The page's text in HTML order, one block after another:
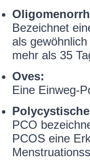
Bezeichnet
als
mehr als 35
Oves:
Eine Einweg-
PCO
PCOS eine